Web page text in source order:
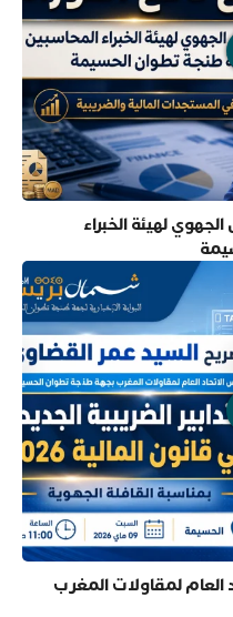
لهيئة الخبراء
العام لمقاولات المغرب